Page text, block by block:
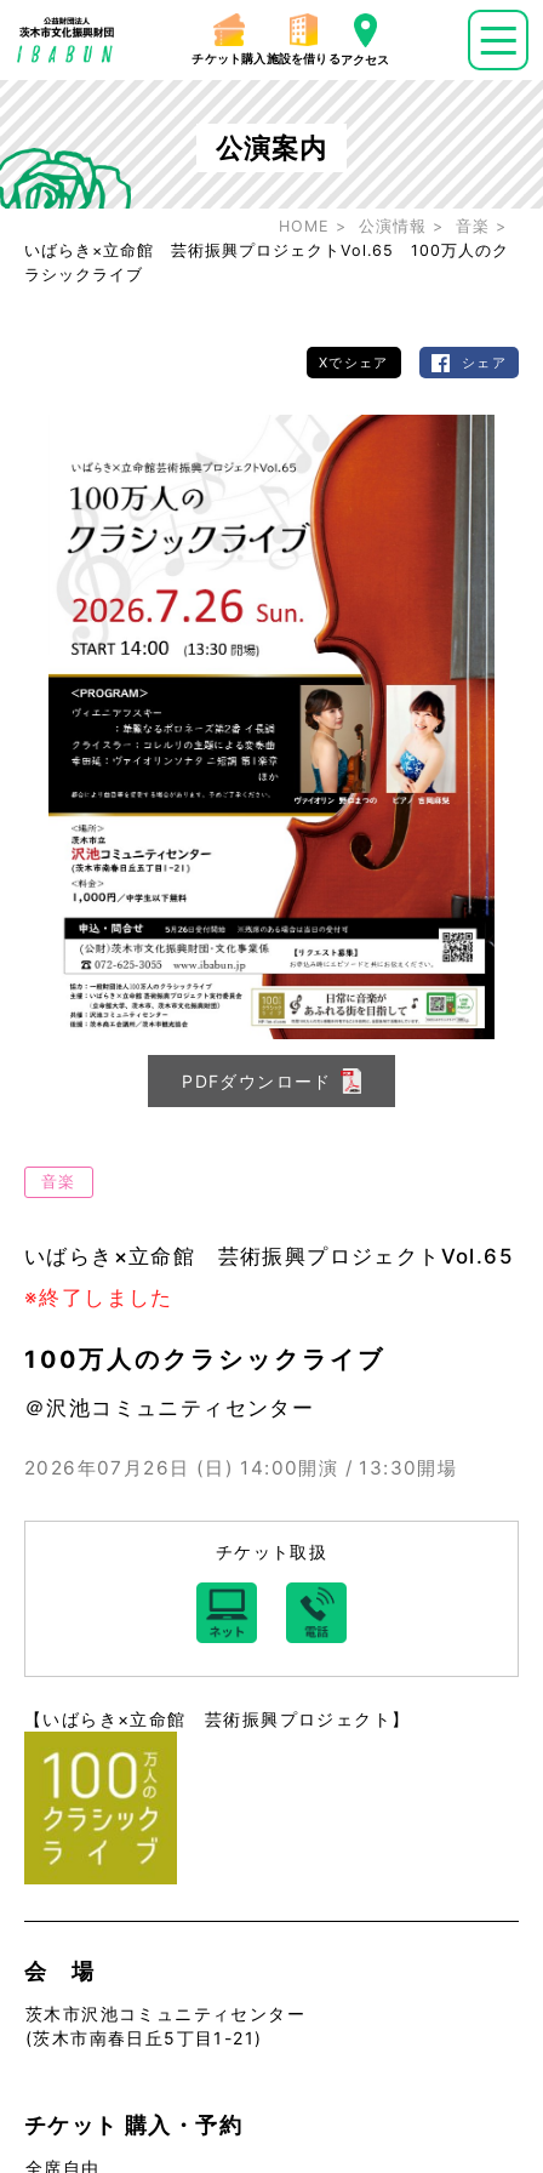
チケット購入 施設を借りるアクセス
公演案内
HOME 公演情報
音楽
いばらき×立命館 芸術振興プロジェクトVol.65 100万人のク
ラシックライブ
Xでシェア シェア
PDFダウンロード
音楽
いばらき×立命館 芸術振興プロジェクトVol.65
※終了しました
100万人のクラシックライブ
＠沢池コミュニティセンター
2026年07月26日 (日) 14:00開演 / 13:30開場
チケット取扱
【いばらき×立命館 芸術振興プロジェクト】
会 場
茨木市沢池コミュニティセンター
(茨木市南春日丘5丁目1-21)
チケット 購入・予約
全席自由